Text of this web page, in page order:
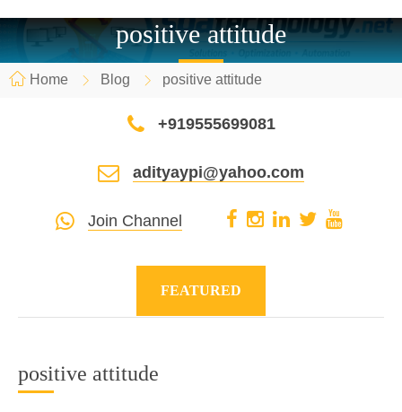
positive attitude
Home Blog positive attitude
+919555699081
adityaypi@yahoo.com
Join Channel
FEATURED
positive attitude